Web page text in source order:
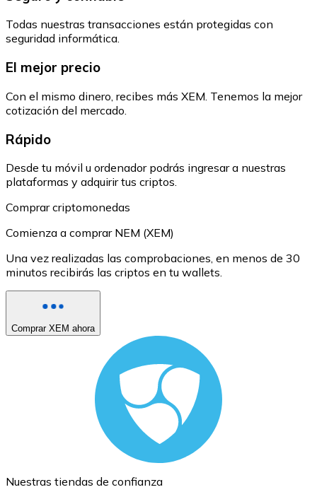
Todas nuestras transacciones están protegidas con
seguridad informática.
El mejor precio
Con el mismo dinero, recibes más XEM. Tenemos la mejor
cotización del mercado.
Rápido
Desde tu móvil u ordenador podrás ingresar a nuestras
plataformas y adquirir tus criptos.
Comprar criptomonedas
Comienza a comprar NEM (XEM)
Una vez realizadas las comprobaciones, en menos de 30
minutos recibirás las criptos en tu wallets.
Comprar XEM ahora
Nuestras tiendas de confianza